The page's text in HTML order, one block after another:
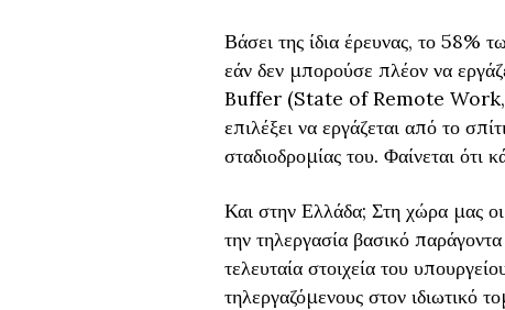
Βάσει της ίδια έρευνας, το 58%
εάν δεν μπορούσε πλέον να
Buffer (State of Remote Work,
επιλέξει να εργάζεται από το
σταδιοδρομίας του. Φαίνεται ότι
Και στην Ελλάδα; Στη χώρα μας
την τηλεργασία βασικό
τελευταία στοιχεία του
τηλεργαζόμενους στον ιδιωτικό